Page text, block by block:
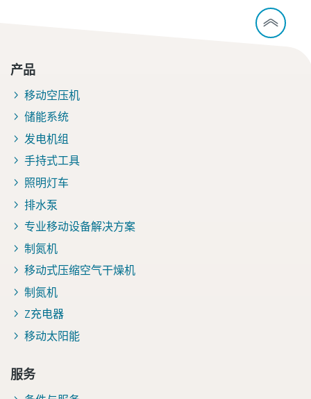
产品
移动空压机
储能系统
发电机组
手持式工具
照明灯车
排水泵
专业移动设备解决方案
制氮机
移动式压缩空气干燥机
制氮机
Z充电器
移动太阳能
服务